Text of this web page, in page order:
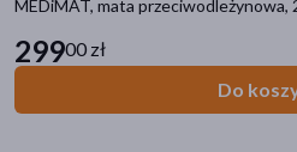
MEDiMAT, mata przeciwodleżynowa,
29900 zł
Do
Wysyłka
Odbiór w aptece